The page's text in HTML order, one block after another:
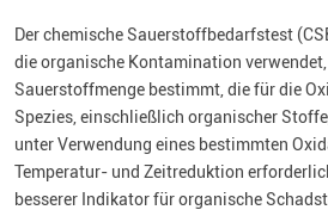
Der chemische Sauerstoffbedarfstest
die organische Kontamination
Sauerstoffmenge bestimmt, die für die
Spezies, einschließlich organischer
unter Verwendung eines bestimmten
Temperatur- und Zeitreduktion
besserer Indikator für organische